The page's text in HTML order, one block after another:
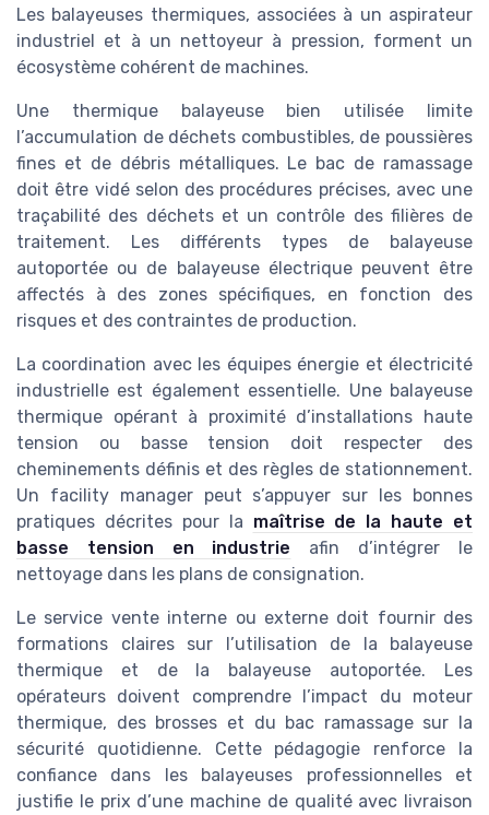
Les balayeuses thermiques, associées à un aspirateur
industriel et à un nettoyeur à pression, forment un
écosystème cohérent de machines.
Une thermique balayeuse bien utilisée limite
l’accumulation de déchets combustibles, de poussières
fines et de débris métalliques. Le bac de ramassage
doit être vidé selon des procédures précises, avec une
traçabilité des déchets et un contrôle des filières de
traitement. Les différents types de balayeuse
autoportée ou de balayeuse électrique peuvent être
affectés à des zones spécifiques, en fonction des
risques et des contraintes de production.
La coordination avec les équipes énergie et électricité
industrielle est également essentielle. Une balayeuse
thermique opérant à proximité d’installations haute
tension ou basse tension doit respecter des
cheminements définis et des règles de stationnement.
Un facility manager peut s’appuyer sur les bonnes
pratiques décrites pour la maîtrise de la haute et
basse tension en industrie afin d’intégrer le
nettoyage dans les plans de consignation.
Le service vente interne ou externe doit fournir des
formations claires sur l’utilisation de la balayeuse
thermique et de la balayeuse autoportée. Les
opérateurs doivent comprendre l’impact du moteur
thermique, des brosses et du bac ramassage sur la
sécurité quotidienne. Cette pédagogie renforce la
confiance dans les balayeuses professionnelles et
justifie le prix d’une machine de qualité avec livraison